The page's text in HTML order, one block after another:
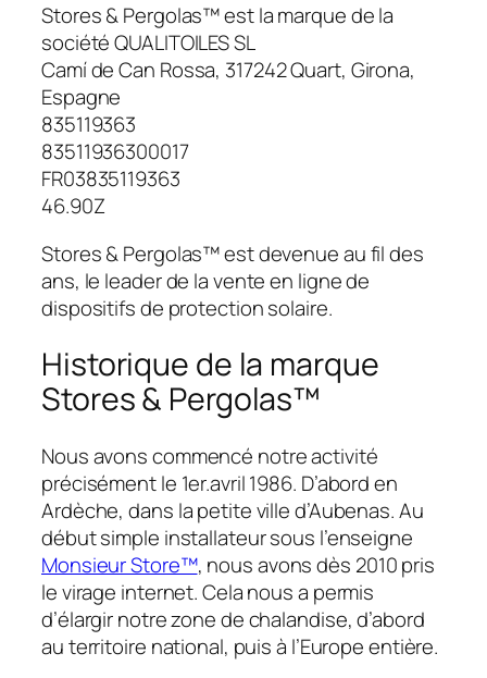
Stores & Pergolas™ est la marque de la
société QUALITOILES SL
Camí de Can Rossa, 317242 Quart, Girona,
Espagne
835119363
83511936300017
FR03835119363
46.90Z
Stores & Pergolas™ est devenue au fil des
ans, le leader de la vente en ligne de
dispositifs de protection solaire.
Historique de la marque
Stores & Pergolas™
Nous avons commencé notre activité
précisément le 1er.avril 1986. D’abord en
Ardèche, dans la petite ville d’Aubenas. Au
début simple installateur sous l’enseigne
Monsieur Store™, nous avons dès 2010 pris
le virage internet. Cela nous a permis
d’élargir notre zone de chalandise, d’abord
au territoire national, puis à l’Europe entière.